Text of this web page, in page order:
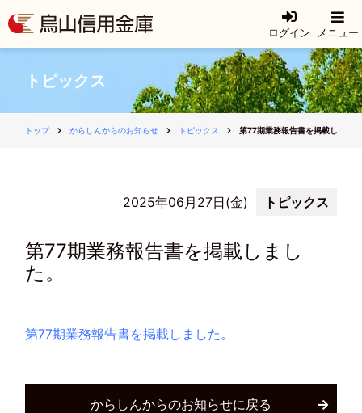
ログイン メニュー
トピックス
トップ からしんからのお知らせ トピックス 第77期業務報告書を掲載しまし
2025年06月27日(金) トピックス
第77期業務報告書を掲載しまし
た。
第77期業務報告書を掲載しました。
からしんからのお知らせに戻る